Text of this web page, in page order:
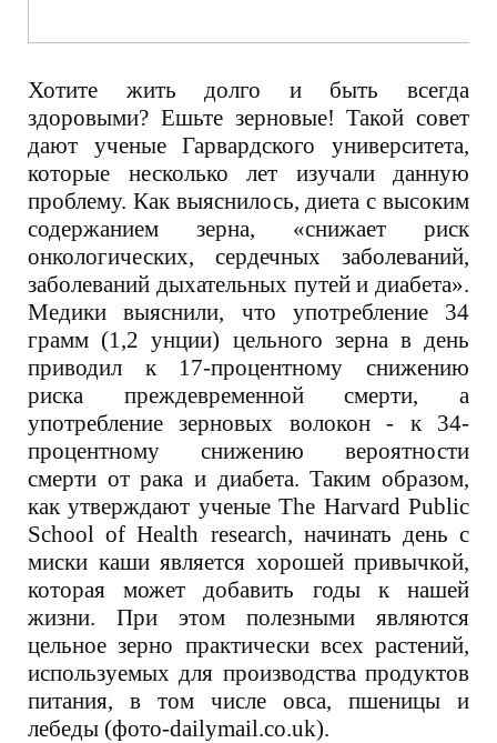
Хотите жить долго и быть всегда
здоровыми? Ешьте зерновые! Такой совет
дают ученые Гарвардского университета,
которые несколько лет изучали данную
проблему. Как выяснилось, диета с высоким
содержанием зерна, «снижает риск
онкологических, сердечных заболеваний,
заболеваний дыхательных путей и диабета».
Медики выяснили, что употребление 34
грамм (1,2 унции) цельного зерна в день
приводил к 17-процентному снижению
риска преждевременной смерти, а
употребление зерновых волокон - к 34-
процентному снижению вероятности
смерти от рака и диабета. Таким образом,
как утверждают ученые The Harvard Public
School of Health research, начинать день с
миски каши является хорошей привычкой,
которая может добавить годы к нашей
жизни. При этом полезными являются
цельное зерно практически всех растений,
используемых для производства продуктов
питания, в том числе овса, пшеницы и
лебеды (фото-dailymail.co.uk).